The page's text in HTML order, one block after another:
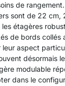
de
sont de 22 cm,
étagères
de bords collés
aspect
désormais
modulable
dans le